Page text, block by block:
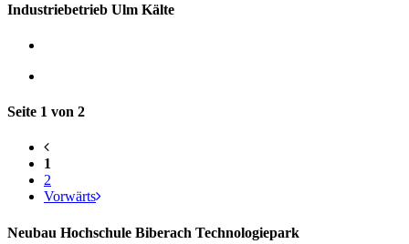
Industriebetrieb Ulm Kälte
Seite 1 von 2
1
2
Vorwärts
Neubau Hochschule Biberach Technologiepark